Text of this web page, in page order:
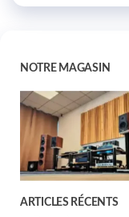
NOTRE MAGASIN
ARTICLES RÉCENTS